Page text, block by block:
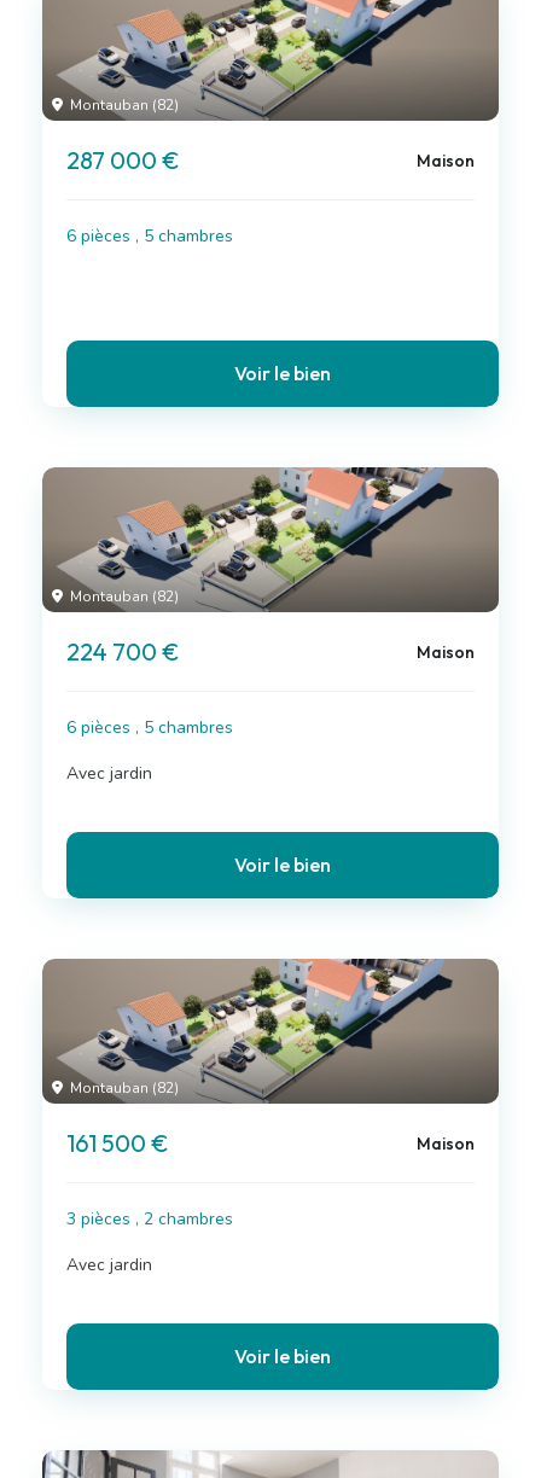
Montauban (82)
287 000 € Maison
6 pièces , 5 chambres
Voir le bien
Montauban (82)
224 700 € Maison
6 pièces , 5 chambres
Avec jardin
Voir le bien
Montauban (82)
161 500 € Maison
3 pièces , 2 chambres
Avec jardin
Voir le bien